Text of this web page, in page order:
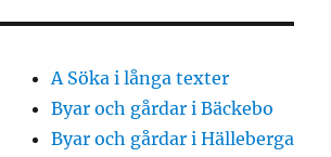
A Söka i långa texter
Byar och gårdar i Bäckebo
Byar och gårdar i Hälleberga